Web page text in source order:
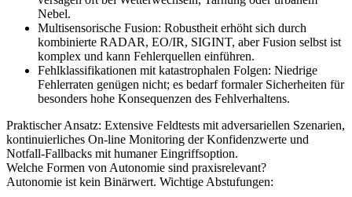
Nebel.
Multisensorische Fusion: Robustheit erhöht sich durch
kombinierte RADAR, EO/IR, SIGINT, aber Fusion selbst ist
komplex und kann Fehlerquellen einführen.
Fehlklassifikationen mit katastrophalen Folgen: Niedrige
Fehlerraten genügen nicht; es bedarf formaler Sicherheiten für
besonders hohe Konsequenzen des Fehlverhaltens.
Praktischer Ansatz: Extensive Feldtests mit adversariellen Szenarien,
kontinuierliches On‑line Monitoring der Konfidenzwerte und
Notfall‑Fallbacks mit humaner Eingriffsoption.
Welche Formen von Autonomie sind praxisrelevant?
Autonomie ist kein Binärwert. Wichtige Abstufungen: